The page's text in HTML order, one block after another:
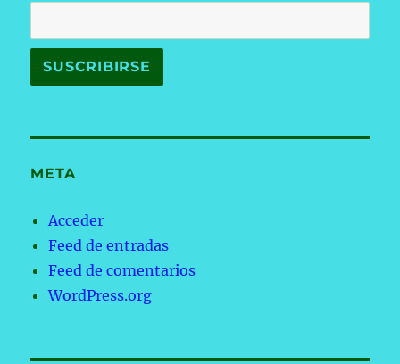
META
Acceder
Feed de entradas
Feed de comentarios
WordPress.org